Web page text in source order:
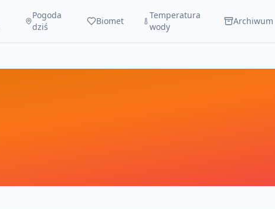
Pogoda
dziś
Biomet
Temperatura
wody
Archiwum